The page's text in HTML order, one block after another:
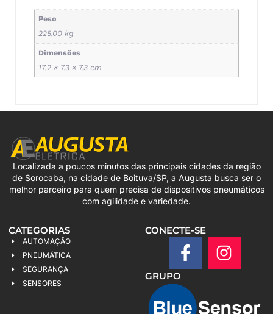
Peso
225,00 kg
Dimensões
17,2 × 7,3 × 7,3 cm
Localizada a poucos minutos das principais cidades da região
de Sorocaba, na cidade de Boituva/SP, a Augusta busca ser o
melhor parceiro para quem precisa de dispositivos pneumáticos
com agilidade e variedade.
CATEGORIAS
AUTOMAÇÃO
PNEUMÁTICA
SEGURANÇA
SENSORES
CONECTE-SE
GRUPO